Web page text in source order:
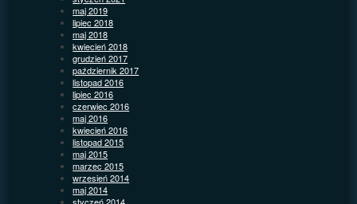
maj 2019
lipiec 2018
maj 2018
kwiecień 2018
grudzień 2017
październik 2017
listopad 2016
lipiec 2016
czerwiec 2016
maj 2016
kwiecień 2016
listopad 2015
maj 2015
marzec 2015
wrzesień 2014
maj 2014